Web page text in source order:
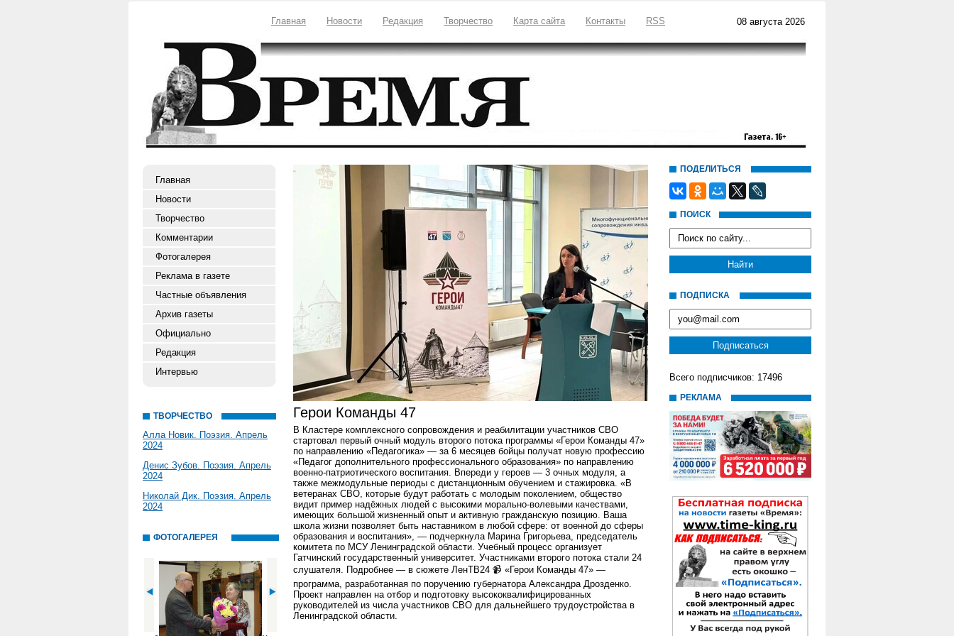
Главная Новости Редакция Творчество Карта сайта Контакты RSS 08 августа 2026
Главная
Новости
Творчество
Комментарии
Фотогалерея
Реклама в газете
Частные объявления
Архив газеты
Официально
Редакция
Интервью
ТВОРЧЕСТВО
Алла Новик. Поэзия. Апрель
2024
Денис Зубов. Поэзия. Апрель
2024
Николай Дик. Поэзия. Апрель
2024
ФОТОГАЛЕРЕЯ
Герои Команды 47
В Кластере комплексного сопровождения и реабилитации участников СВО
стартовал первый очный модуль второго потока программы «Герои Команды 47»
по направлению «Педагогика» — за 6 месяцев бойцы получат новую профессию
«Педагог дополнительного профессионального образования» по направлению
военно-патриотического воспитания. Впереди у героев — 3 очных модуля, а
также межмодульные периоды с дистанционным обучением и стажировка. «В
ветеранах СВО, которые будут работать с молодым поколением, общество
видит пример надёжных людей с высокими морально-волевыми качествами,
имеющих большой жизненный опыт и активную гражданскую позицию. Ваша
школа жизни позволяет быть наставником в любой сфере: от военной до сферы
образования и воспитания», — подчеркнула Марина Григорьева, председатель
комитета по МСУ Ленинградской области. Учебный процесс организует
Гатчинский государственный университет. Участниками второго потока стали 24
слушателя. Подробнее — в сюжете ЛенТВ24 📹 «Герои Команды 47» —
программа, разработанная по поручению губернатора Александра Дрозденко.
Проект направлен на отбор и подготовку высококвалифицированных
руководителей из числа участников СВО для дальнейшего трудоустройства в
Ленинградской области.
ПОДЕЛИТЬСЯ
ПОИСК
ПОДПИСКА
Всего подписчиков: 17496
РЕКЛАМА